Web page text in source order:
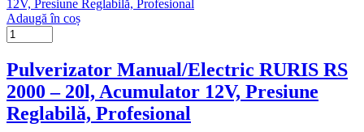
Adaugă în coș
Pulverizator Manual/Electric RURIS RS
2000 – 20l, Acumulator 12V, Presiune
Reglabilă, Profesional